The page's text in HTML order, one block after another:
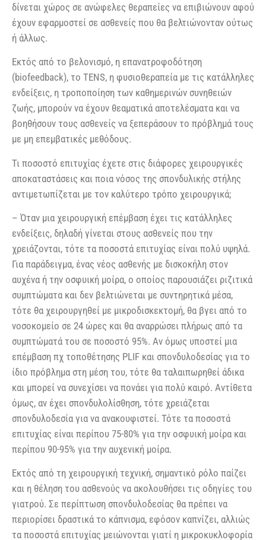
δίνεται χώρος σε ανώφελες θεραπείες να επιβιώνουν αφού
έχουν εφαρμοστεί σε ασθενείς που θα βελτιώνονταν ούτως
ή άλλως.
Εκτός από το βελονισμό, η επανατροφοδότηση
(biofeedback), το TENS, η φυσιοθεραπεία με τις κατάλληλες
ενδείξεις, η τροποποίηση των καθημερινών συνηθειών
ζωής, μπορούν να έχουν θεαματικά αποτελέσματα και να
βοηθήσουν τους ασθενείς να ξεπεράσουν το πρόβλημά τους
με μη επεμβατικές μεθόδους.
Τι ποσοστό επιτυχίας έχετε στις διάφορες χειρουργικές
αποκαταστάσεις και ποια νόσος της σπονδυλικής στήλης
αντιμετωπίζεται με τον καλύτερο τρόπο χειρουργικά;
– Όταν μια χειρουργική επέμβαση έχει τις κατάλληλες
ενδείξεις, δηλαδή γίνεται στους ασθενείς που την
χρειάζονται, τότε τα ποσοστά επιτυχίας είναι πολύ υψηλά.
Για παράδειγμα, ένας νέος ασθενής με δισκοκήλη στον
αυχένα ή την οσφυική μοίρα, ο οποίος παρουσιάζει ριζιτικά
συμπτώματα και δεν βελτιώνεται με συντηρητικά μέσα,
τότε θα χειρουργηθεί με μικροδισκεκτομή, θα βγει από το
νοσοκομείο σε 24 ώρες και θα αναρρώσει πλήρως από τα
συμπτώματά του σε ποσοστό 95%. Αν όμως υποστεί μια
επέμβαση πχ τοποθέτησης PLIF και σπονδυλοδεσίας για το
ίδιο πρόβλημα στη μέση του, τότε θα ταλαιπωρηθεί άδικα
και μπορεί να συνεχίσει να πονάει για πολύ καιρό. Αντίθετα
όμως, αν έχει σπονδυλολίσθηση, τότε χρειάζεται
σπονδυλοδεσία για να ανακουφιστεί. Τότε τα ποσοστά
επιτυχίας είναι περίπου 75-80% για την οσφυική μοίρα και
περίπου 90-95% για την αυχενική μοίρα.
Εκτός από τη χειρουργική τεχνική, σημαντικό ρόλο παίζει
και η θέληση του ασθενούς να ακολουθήσει τις οδηγίες του
γιατρού. Σε περίπτωση σπονδυλοδεσίας θα πρέπει να
περιορίσει δραστικά το κάπνισμα, εφόσον καπνίζει, αλλιώς
τα ποσοστά επιτυχίας μειώνονται γιατί η μικροκυκλοφορία